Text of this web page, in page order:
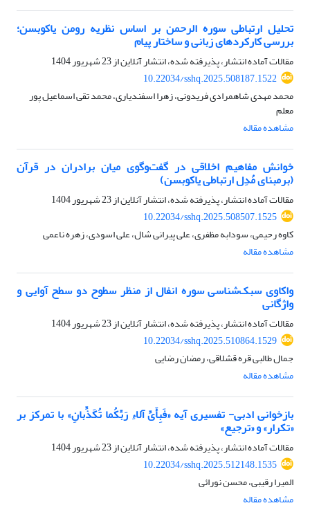
تحلیل ارتباطی سوره الرحمن بر اساس نظریه رومن یاکوبسن؛
بررسی کارکردهای زبانی و ساختار پیام
مقالات آماده انتشار، پذیرفته شده، انتشار آنلاین از23 شهریور 1404
10.22034/sshq.2025.508187.1522
محمد مهدی شاهمرادی فریدونی، زهرا اسفندیاری، محمد تقی اسماعیل پور
معلم
مشاهده مقاله
خوانش مفاهیم اخلاقی در گفت‌وگوی میان برادران در قرآن
(برمبنای مُدِل ارتباطی یاکوبسن)
مقالات آماده انتشار، پذیرفته شده، انتشار آنلاین از23 شهریور 1404
10.22034/sshq.2025.508507.1525
کاوه رحیمی، سودابه مظفری، علی پیرانی شال، علی اسودی، زهره ناعمی
مشاهده مقاله
واکاوی سبک‌شناسی سوره انفال از منظر سطوح دو سطح آوایی و
واژگانی
مقالات آماده انتشار، پذیرفته شده، انتشار آنلاین از23 شهریور 1404
10.22034/sshq.2025.510864.1529
جمال طالبی قره قشلاقی، رمضان رضایی
مشاهده مقاله
بازخوانی ادبی- تفسیری آیه «فَبِأَیِّ آلاءِ رَبِّکُما تُکَذِّبانِ»‏ با تمرکز بر
«تکرار» و «ترجیع»
مقالات آماده انتشار، پذیرفته شده، انتشار آنلاین از23 شهریور 1404
10.22034/sshq.2025.512148.1535
المیرا رقیبی، محسن نورائی
مشاهده مقاله